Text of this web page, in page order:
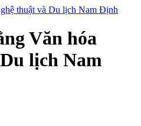
Văn hóa
lịch Nam